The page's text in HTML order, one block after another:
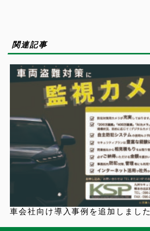
関連記事
車会社向け導入事例を追加しました